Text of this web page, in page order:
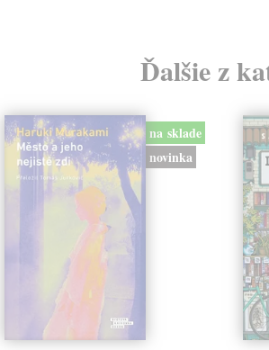
Ďalšie z
na sklade
novinka